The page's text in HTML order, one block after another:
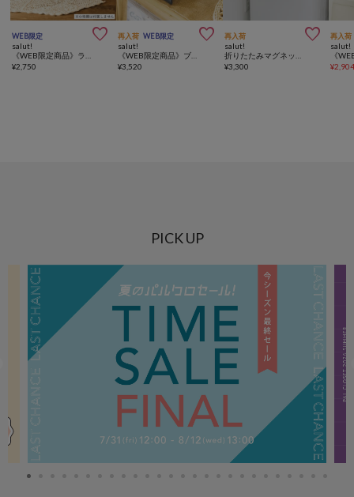
WEB限定 
salut!
¥2,750
再入荷 WEB限定 
salut!
¥3,520
再入荷 
salut!
¥3,300
再入荷
salut!
¥
PICK UP